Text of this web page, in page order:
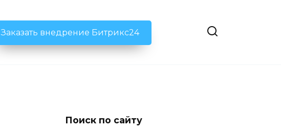
Заказать внедрение Битрикс24
Поиск по сайту